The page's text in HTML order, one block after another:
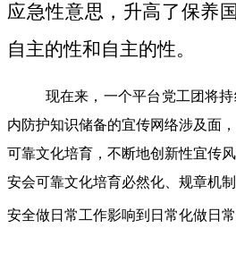
应急性意思，升高了保养
自主的性和自主的性。
现在来，一个平台党工团将
内防护知识储备的宜传网络涉及面
可靠文化培育，不断地创新性宜传
安会可靠文化培育必然化、规章机
安全做日常工作影响到日常化做日